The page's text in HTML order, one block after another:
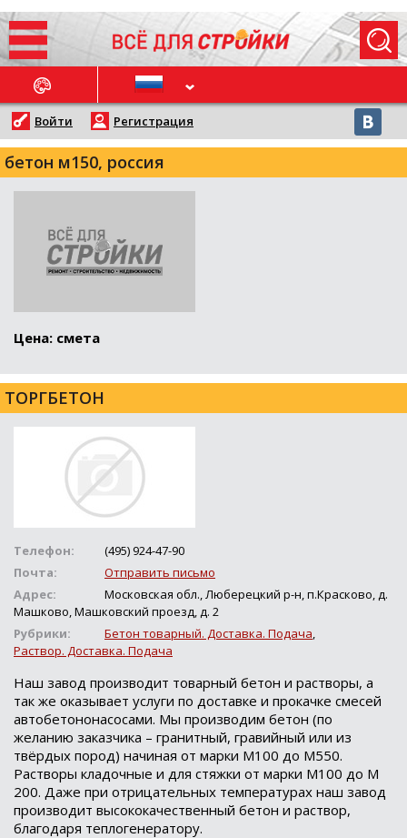
НОВОСТИ
Войти Регистрация
бетон м150, россия
Цена: смета
ТОРГБЕТОН
Телефон:
(495) 924-47-90
Почта:
Отправить письмо
Адрес:
Московская обл., Люберецкий р-н, п.Красково, д.
Машково, Машковский проезд, д. 2
Рубрики:
Бетон товарный. Доставка. Подача,
Раствор. Доставка. Подача
Наш завод производит товарный бетон и растворы, а
так же оказывает услуги по доставке и прокачке смесей
автобетононасосами. Мы производим бетон (по
желанию заказчика – гранитный, гравийный или из
твёрдых пород) начиная от марки М100 до М550.
Растворы кладочные и для стяжки от марки М100 до М
200. Даже при отрицательных температурах наш завод
производит высококачественный бетон и раствор,
благодаря теплогенератору.